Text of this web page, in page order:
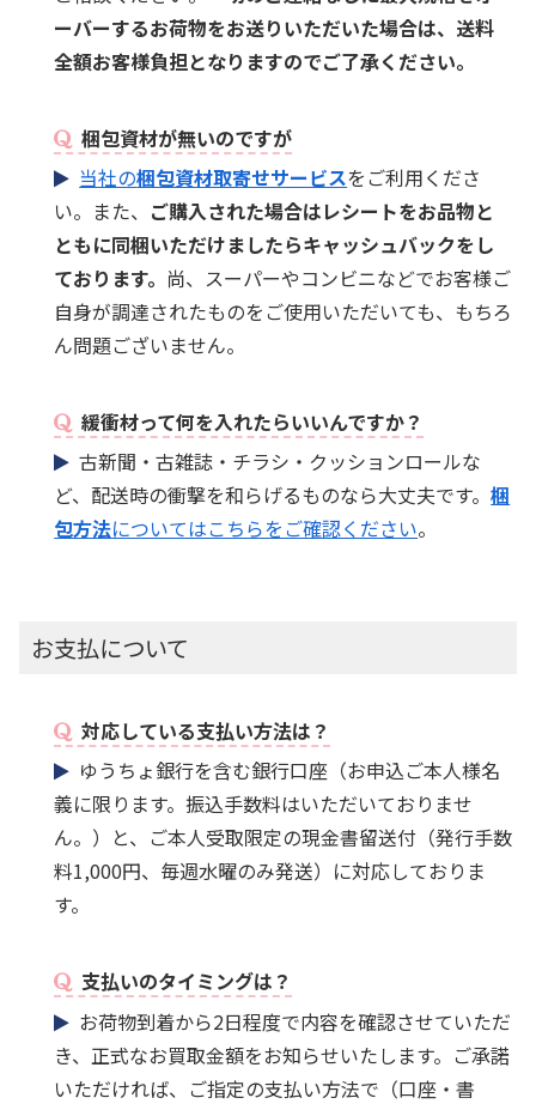
ーバーするお荷物をお送りいただいた場合は、送料
全額お客様負担となりますのでご了承ください。
梱包資材が無いのですが
当社の梱包資材取寄せサービスをご利用くださ
い。また、 ご購入された場合はレシートをお品物と
ともに同梱いただけましたらキャッシュバックをし
ております。 尚、スーパーやコンビニなどでお客様ご
自身が調達されたものをご使用いただいても、もちろ
ん問題ございません。
緩衝材って何を入れたらいいんですか？
古新聞・古雑誌・チラシ・クッションロールな
ど、配送時の衝撃を和らげるものなら大丈夫です。梱
包方法についてはこちらをご確認ください。
お支払について
対応している支払い方法は？
ゆうちょ銀行を含む銀行口座（お申込ご本人様名
義に限ります。振込手数料はいただいておりませ
ん。）と、ご本人受取限定の現金書留送付（発行手数
料1,000円、毎週水曜のみ発送）に対応しておりま
す。
支払いのタイミングは？
お荷物到着から2日程度で内容を確認させていただ
き、正式なお買取金額をお知らせいたします。ご承諾
いただければ、ご指定の支払い方法で（口座・書